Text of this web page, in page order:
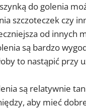
do golenia
szczoteczek czy
od innych
są bardzo
to nastąpić przy
są relatywnie
aby mieć